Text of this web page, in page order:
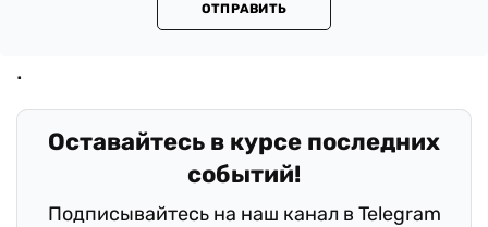
ОТПРАВИТЬ
Оставайтесь в курсе последних
событий!
Подписывайтесь на наш канал в Telegram